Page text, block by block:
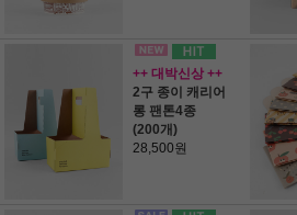
++ 대박신상 ++
2구 종이 캐리어
롱 팬톤4종
(200개)
28,500원